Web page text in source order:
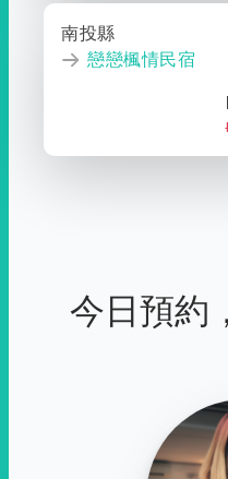
南投縣
戀戀楓情民宿
今日預約